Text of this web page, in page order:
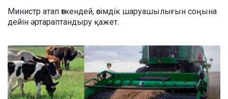
Министр атап өткендей, өсімдік шаруашылығын соңына
дейін әртараптандыру қажет.